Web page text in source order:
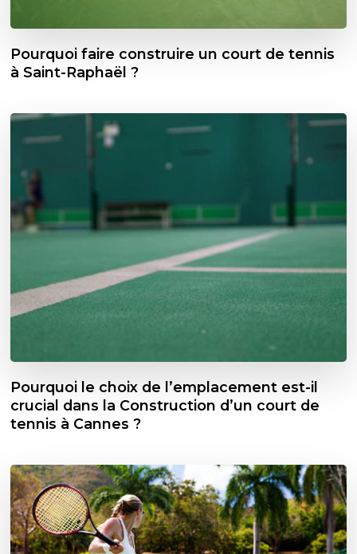
Pourquoi faire construire un court de tennis
à Saint-Raphaël ?
Pourquoi le choix de l’emplacement est-il
crucial dans la Construction d’un court de
tennis à Cannes ?